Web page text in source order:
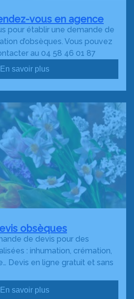
vous en agence
pour établir une demande de
d’obsèques. Vous pouvez
au 04 58 46 01 87
En savoir plus
obsèques
de devis pour des
: inhumation, crémation,
Devis en ligne gratuit et sans
En savoir plus